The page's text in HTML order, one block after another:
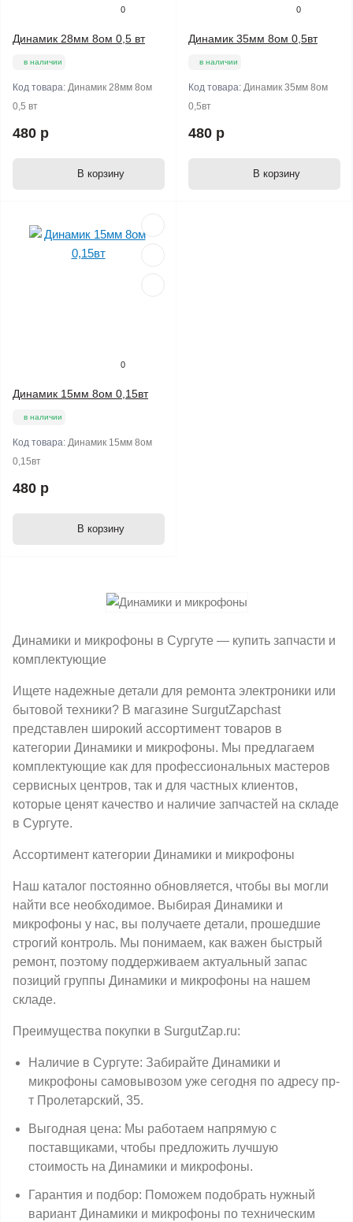
0
Динамик 28мм 8ом 0,5 вт
в наличии
Код товара: Динамик 28мм 8ом
0,5 вт
480 р
В корзину
0
Динамик 35мм 8ом 0,5вт
в наличии
Код товара: Динамик 35мм 8ом
0,5вт
480 р
В корзину
0
Динамик 15мм 8ом 0,15вт
в наличии
Код товара: Динамик 15мм 8ом
0,15вт
480 р
В корзину
Динамики и микрофоны в Сургуте — купить запчасти и
комплектующие
Ищете надежные детали для ремонта электроники или
бытовой техники? В магазине SurgutZapchast
представлен широкий ассортимент товаров в
категории Динамики и микрофоны. Мы предлагаем
комплектующие как для профессиональных мастеров
сервисных центров, так и для частных клиентов,
которые ценят качество и наличие запчастей на складе
в Сургуте.
Ассортимент категории Динамики и микрофоны
Наш каталог постоянно обновляется, чтобы вы могли
найти все необходимое. Выбирая Динамики и
микрофоны у нас, вы получаете детали, прошедшие
строгий контроль. Мы понимаем, как важен быстрый
ремонт, поэтому поддерживаем актуальный запас
позиций группы Динамики и микрофоны на нашем
складе.
Преимущества покупки в SurgutZap.ru:
Наличие в Сургуте: Забирайте Динамики и
микрофоны самовывозом уже сегодня по адресу пр-
т Пролетарский, 35.
Выгодная цена: Мы работаем напрямую с
поставщиками, чтобы предложить лучшую
стоимость на Динамики и микрофоны.
Гарантия и подбор: Поможем подобрать нужный
вариант Динамики и микрофоны по техническим